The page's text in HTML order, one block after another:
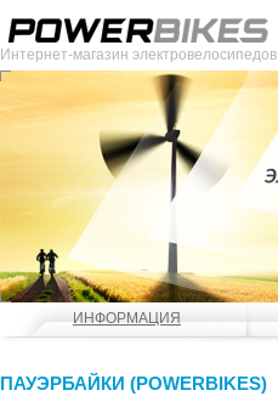
Интернет-магазин электровелосипедов
ИНФОРМАЦИЯ
ПАУЭРБАЙКИ (POWERBIKES)